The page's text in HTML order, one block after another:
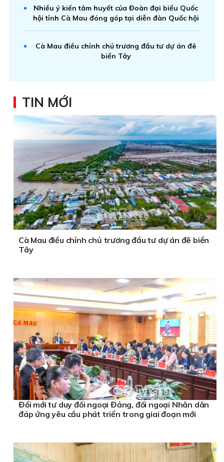
Nhiều ý kiến tâm huyết của Đoàn đại biểu Quốc
hội tỉnh Cà Mau đóng góp tại diễn đàn Quốc hội
Cà Mau điều chỉnh chủ trương đầu tư dự án đê
biển Tây
TIN MỚI
Cà Mau điều chỉnh chủ trương đầu tư dự án đê biển
Tây
Đổi mới tư duy đối ngoại Đảng, đối ngoại Nhân dân
đáp ứng yêu cầu phát triển trong giai đoạn mới